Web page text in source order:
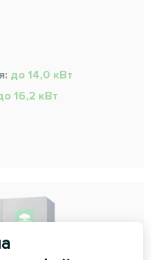
до 14,0 кВт
16,2 кВт